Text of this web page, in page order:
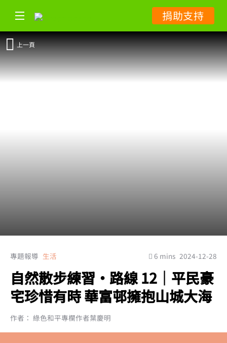
捐助支持
上一頁
專題報導 生活 6 mins 2024-12-28
自然散步練習‧路線 12│平民豪
宅珍惜有時 華富邨擁抱山城大海
作者： 綠色和平專欄作者葉慶明